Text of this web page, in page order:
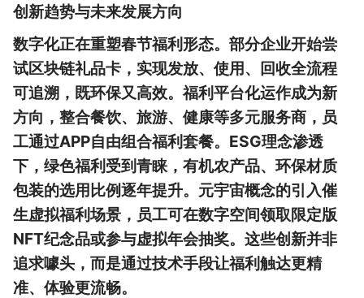
创新趋势与未来发展方向
数字化正在重塑春节福利形态。部分企业开始尝
试区块链礼品卡，实现发放、使用、回收全流程
可追溯，既环保又高效。福利平台化运作成为新
方向，整合餐饮、旅游、健康等多元服务商，员
工通过APP自由组合福利套餐。ESG理念渗透
下，绿色福利受到青睐，有机农产品、环保材质
包装的选用比例逐年提升。元宇宙概念的引入催
生虚拟福利场景，员工可在数字空间领取限定版
NFT纪念品或参与虚拟年会抽奖。这些创新并非
追求噱头，而是通过技术手段让福利触达更精
准、体验更流畅。